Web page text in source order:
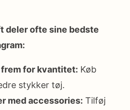
deler ofte sine bedste
for kvantitet: Køb
stykker tøj.
med accessories: Tilføj